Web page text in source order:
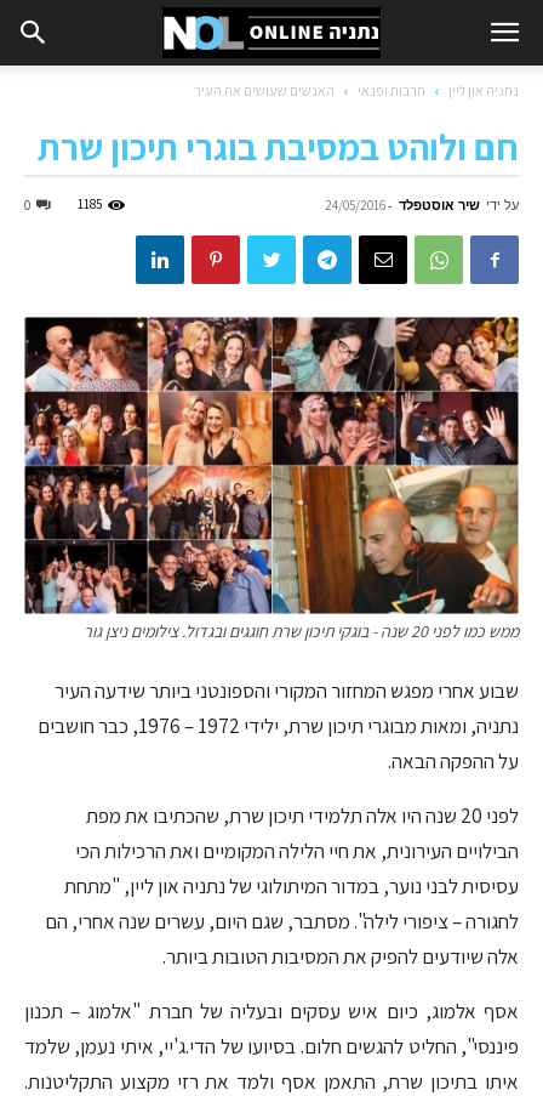
נתניה און ליין תרבות ופנאי האנשים שעושים את העיר
חם ולוהט במסיבת בוגרי תיכון שרת
על ידי שיר אוסטפלד -
24/05/2016
0 1185
ממש כמו לפני 20 שנה - בוגקי תיכון שרת חוגגים ובגדול. צילומים ניצן גור
שבוע אחרי מפגש המחזור המקורי והספונטני ביותר שידעה העיר
נתניה, ומאות מבוגרי תיכון שרת, ילידי 1972 – 1976, כבר חושבים
על ההפקה הבאה.
לפני 20 שנה היו אלה תלמידי תיכון שרת, שהכתיבו את מפת
הבילויים העירונית, את חיי הלילה המקומיים ואת הרכילות הכי
עסיסית לבני נוער, במדור המיתולוגי של נתניה און ליין, "מתחת
לחגורה – ציפורי לילה". מסתבר, שגם היום, עשרים שנה אחרי, הם
אלה שיודעים להפיק את המסיבות הטובות ביותר.
אסף אלמוג, כיום איש עסקים ובעליה של חברת "אלמוג – תכנון
פיננסי", החליט להגשים חלום. בסיועו של הדי.ג'יי, איתי נעמן, שלמד
איתו בתיכון שרת, התאמן אסף ולמד את רזי מקצוע התקליטנות.